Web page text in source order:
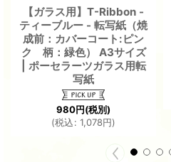
【ガラス用】T-Ribbon -
ティーブルー - 転写紙（焼
成前：カバーコート:ピン
ク 柄：緑色） A3サイズ
| ポーセラーツガラス用転
写紙
980円(税別)
(税込: 1,078円)